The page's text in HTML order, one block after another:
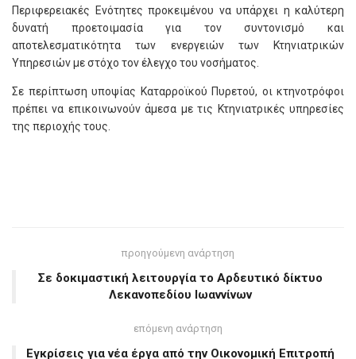
Περιφερειακές Ενότητες προκειμένου να υπάρχει η καλύτερη
δυνατή προετοιμασία για τον συντονισμό και
αποτελεσματικότητα των ενεργειών των Κτηνιατρικών
Υπηρεσιών με στόχο τον έλεγχο του νοσήματος.
Σε περίπτωση υποψίας Καταρροϊκού Πυρετού, οι κτηνοτρόφοι
πρέπει να επικοινωνούν άμεσα με τις Κτηνιατρικές υπηρεσίες
της περιοχής τους.
προηγούμενη ανάρτηση
Σε δοκιμαστική λειτουργία το Αρδευτικό δίκτυο
Λεκανοπεδίου Ιωαννίνων
επόμενη ανάρτηση
Εγκρίσεις για νέα έργα από την Οικονομική Επιτροπή